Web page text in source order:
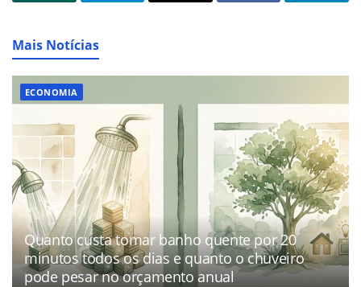
Mais Notícias
ECONOMIA
Quanto custa tomar banho quente por 20
minutos todos os dias e quanto o chuveiro
pode pesar no orçamento anual